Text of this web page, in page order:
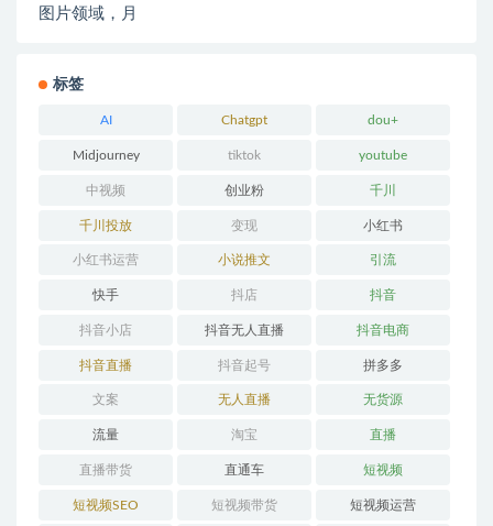
标签
AI Chatgpt dou+
Midjourney tiktok youtube
中视频 创业粉 千川
千川投放 变现 小红书
小红书运营 小说推文 引流
快手 抖店 抖音
抖音小店 抖音无人直播 抖音电商
抖音直播 抖音起号 拼多多
文案 无人直播 无货源
流量 淘宝 直播
直播带货 直通车 短视频
短视频SEO 短视频带货 短视频运营